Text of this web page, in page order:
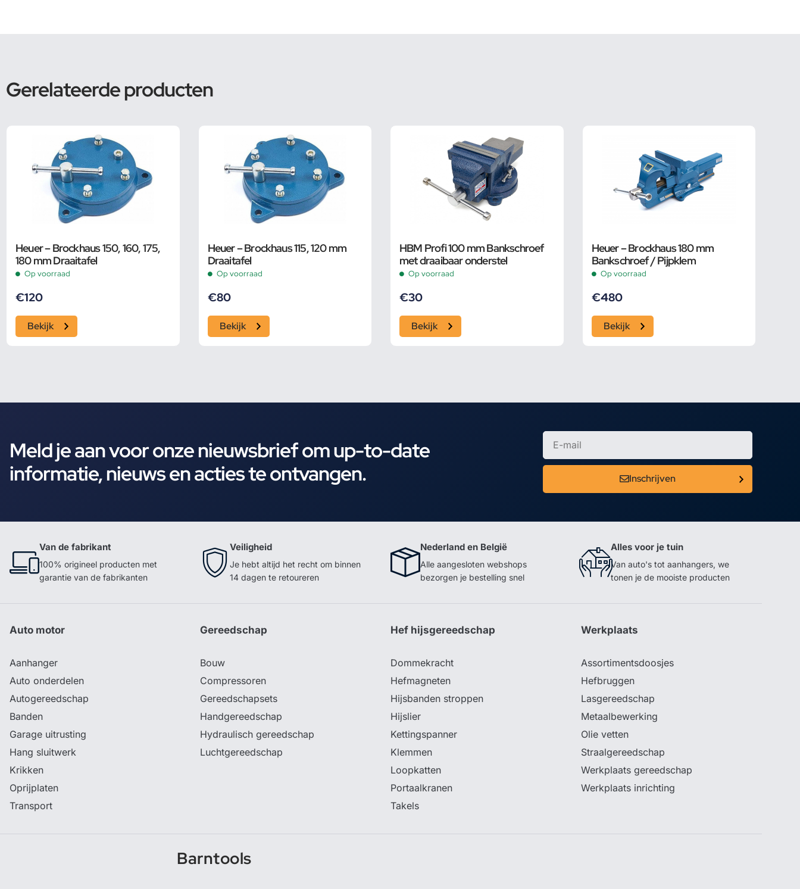
Gerelateerde producten
Heuer – Brockhaus 150, 160, 175,
180 mm Draaitafel
Op voorraad
€120
Bekijk
Heuer – Brockhaus 115, 120 mm
Draaitafel
Op voorraad
€80
Bekijk
HBM Profi 100 mm Bankschroef
met draaibaar onderstel
Op voorraad
€30
Bekijk
Heuer – Brockhaus 180 mm
Bankschroef / Pijpklem
Op voorraad
€480
Bekijk
Meld je aan voor onze nieuwsbrief om up-to-date
informatie, nieuws en acties te ontvangen.
Inschrijven
Van de fabrikant
100% origineel producten met
garantie van de fabrikanten
Veiligheid
Je hebt altijd het recht om binnen
14 dagen te retoureren
Nederland en België
Alle aangesloten webshops
bezorgen je bestelling snel
Alles voor je tuin
Van auto's tot aanhangers, we
tonen je de mooiste producten
Auto motor
Aanhanger
Auto onderdelen
Autogereedschap
Banden
Garage uitrusting
Hang sluitwerk
Krikken
Oprijplaten
Transport
Gereedschap
Bouw
Compressoren
Gereedschapsets
Handgereedschap
Hydraulisch gereedschap
Luchtgereedschap
Hef hijsgereedschap
Dommekracht
Hefmagneten
Hijsbanden stroppen
Hijslier
Kettingspanner
Klemmen
Loopkatten
Portaalkranen
Takels
Werkplaats
Assortimentsdoosjes
Hefbruggen
Lasgereedschap
Metaalbewerking
Olie vetten
Straalgereedschap
Werkplaats gereedschap
Werkplaats inrichting
Barntools